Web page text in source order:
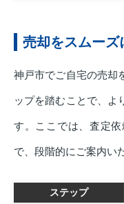
売却をスムーズ
神戸市でご自宅の売却
ップを踏むことで、よ
す。ここでは、査定
で、段階的にご案内い
ステップ